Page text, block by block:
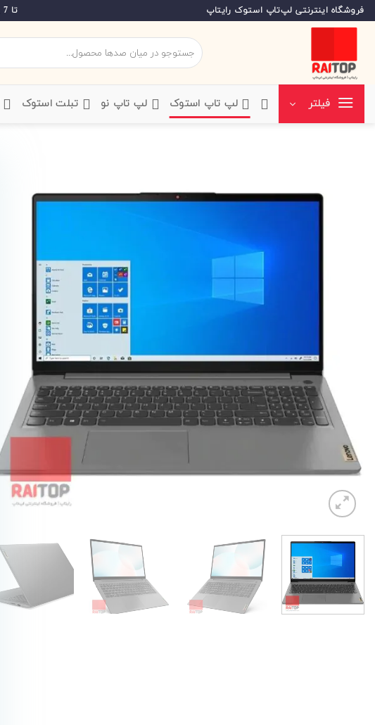
Skip
to
فروشگاه اینترنتی لپ‌تاپ استوک رایتاپ تا 7 روز مهلت تست بی قید و شرط و دوماه گارانتی رایگان
جستجو
برای:
فیلتر ‌لپ تاپ استوک ‌لپ تاپ نو ‌ تبلت استوک